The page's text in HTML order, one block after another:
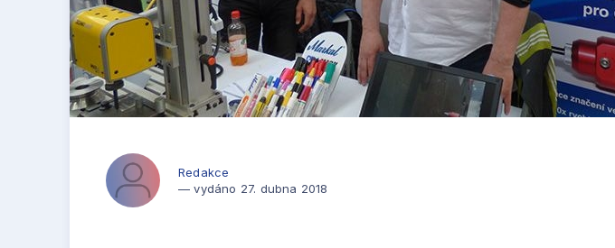
Redakce
— vydáno 27. dubna 2018